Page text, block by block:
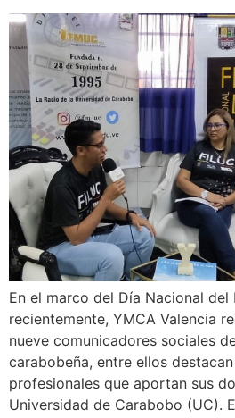
En el marco del Día Nacional
recientemente, YMCA Valencia
nueve comunicadores sociales
carabobeña, entre ellos
profesionales que aportan sus
Universidad de Carabobo (UC).